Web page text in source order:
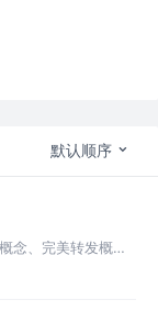
默认顺序
念、完美转发概念,